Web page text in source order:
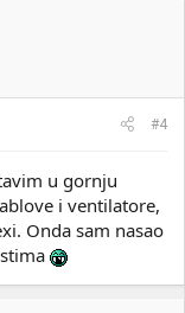
#4
u gornju
i ventilatore,
Onda sam nasao